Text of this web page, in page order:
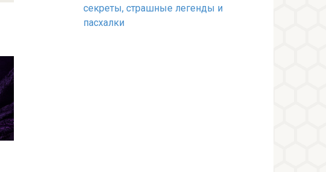
секреты, страшные легенды и
пасхалки